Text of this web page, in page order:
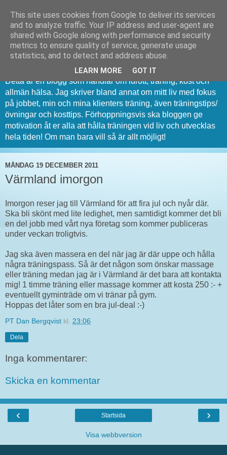
PT Dan Bergqvist
Detta är en blogg som handlar om idrott, träning, kost och
allmän hälsa. Jag skriver bland annat om mitt liv med fokus
på jobbet, min och mina klienters träning, även träningstips/
övningar och kosttips. Förhoppningsvis ska bloggen ge
motivation åt er alla att hålla träningen vid liv och utvecklas
hela tiden! Om man bara vill så är allt möjligt!
MÅNDAG 19 DECEMBER 2011
Värmland imorgon
Imorgon reser jag till Värmland för att fira jul och nyår där.
Ska bli skönt med lite ledighet, men samtidigt kommer det bli
en del jobb med vårt nya företag som kommer publiceras
under veckan troligtvis.
Jag ska även massera en del när jag är där uppe och hålla
några träningspass. Så är det någon som önskar massage
eller träning medan jag är i Värmland är det bara att kontakta
mig! 1 timme träning eller massage kommer att kosta 250 :- +
eventuellt gyminträde om vi tränar på gym.
Hoppas det låter som en bra jul-deal :-)
PT Dan Bergqvist kl. 23:06
Dela
Inga kommentarer:
Skicka en kommentar
‹ ›
Startsida
Visa webbversion
This site uses cookies from Google to deliver its services
and to analyze traffic. Your IP address and user-agent are
shared with Google along with performance and security
metrics to ensure quality of service, generate usage
statistics, and to detect and address abuse.
LEARN MORE GOT IT